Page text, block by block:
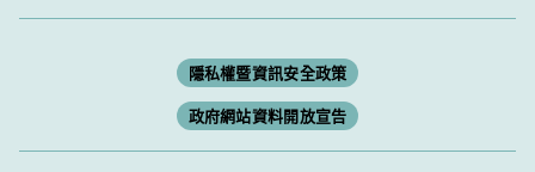
隱私權暨資訊安全政策
政府網站資料開放宣告